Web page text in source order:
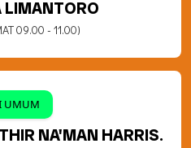
LIMANTORO
09.00 - 11.00)
UMUM
NA'MAN HARRIS.